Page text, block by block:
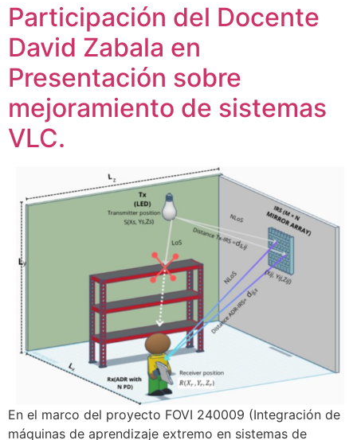
Participación del Docente
David Zabala en
Presentación sobre
mejoramiento de sistemas
VLC.
En el marco del proyecto FOVI 240009 (Integración de
máquinas de aprendizaje extremo en sistemas de